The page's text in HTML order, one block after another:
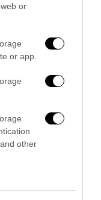
or
or app.
other